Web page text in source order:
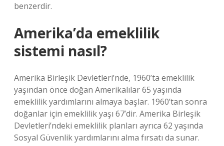
benzerdir.
Amerika’da emeklilik
sistemi nasıl?
Amerika Birleşik Devletleri’nde, 1960’ta emeklilik
yaşından önce doğan Amerikalılar 65 yaşında
emeklilik yardımlarını almaya başlar. 1960’tan sonra
doğanlar için emeklilik yaşı 67’dir. Amerika Birleşik
Devletleri’ndeki emeklilik planları ayrıca 62 yaşında
Sosyal Güvenlik yardımlarını alma fırsatı da sunar.